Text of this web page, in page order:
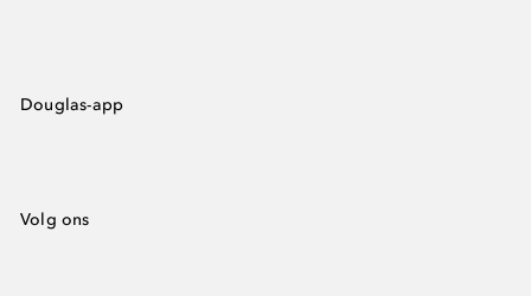
Douglas-app
Volg ons